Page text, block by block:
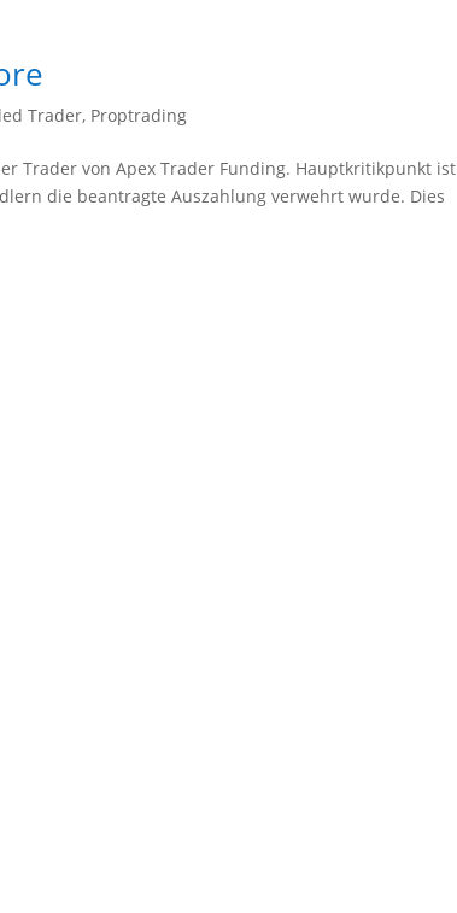
Trader, Proptrading
Trader von Apex Trader Funding. Hauptkritikpunkt ist
die beantragte Auszahlung verwehrt wurde. Dies